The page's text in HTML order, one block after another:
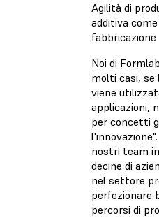
Agilità di
additiva
fabbricazione
Noi di
molti casi, se
viene
applicazioni,
per concetti
nostri team
decine di
nel settore
perfezionare
percorsi di